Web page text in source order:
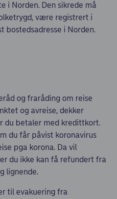
i Norden. Den sikrede må
være registrert i
bostedsadresse i Norden.
og fraråding om reise
og avreise, dekker
du betaler med kredittkort.
du får påvist koronavirus
pga korona. Da vil
du ikke kan få refundert fra
lignende.
til evakuering fra